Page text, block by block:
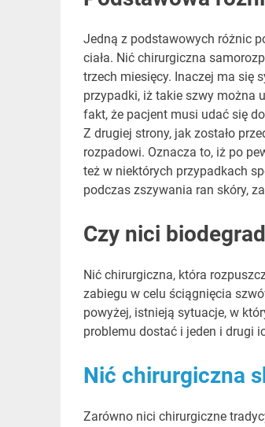
Jedną z podstawowych różnic
ciała. Nić chirurgiczna
trzech miesięcy. Inaczej ma się
przypadki, iż takie szwy można
fakt, że pacjent musi udać się
Z drugiej strony, jak zostało
rozpadowi. Oznacza to, iż po
też w niektórych przypadkach
podczas zszywania ran skóry,
Czy nici
Nić chirurgiczna, która
zabiegu w celu ściągnięcia
powyżej, istnieją sytuacje, w
problemu dostać i jeden i drugi
Nić chirurgiczna
Zarówno nici chirurgiczne